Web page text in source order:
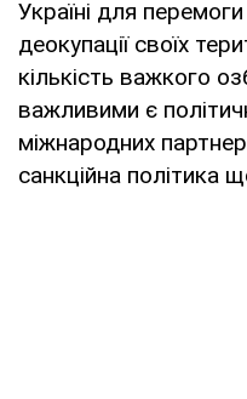
Україні для перемоги
деокупації своїх
кількість важкого
важливими є
міжнародних
санкційна політика